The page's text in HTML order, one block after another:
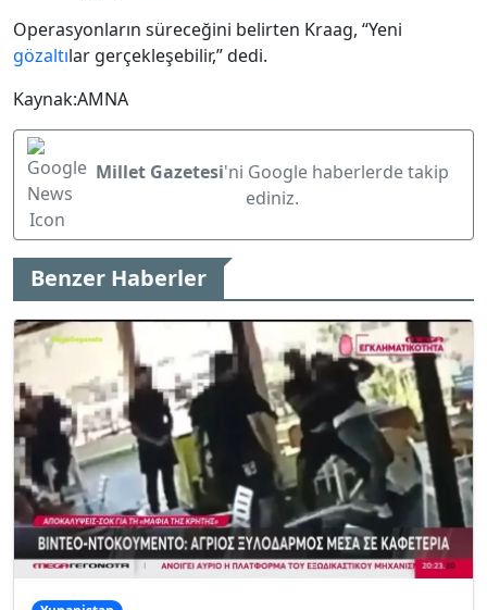
Operasyonların süreceğini belirten Kraag, “Yeni
gözaltılar gerçekleşebilir,” dedi.
Kaynak:AMNA
Millet Gazetesi'ni Google haberlerde takip
ediniz.
Benzer Haberler